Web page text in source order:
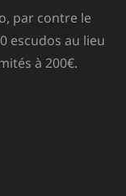
par contre le
escudos au lieu
à 200€.